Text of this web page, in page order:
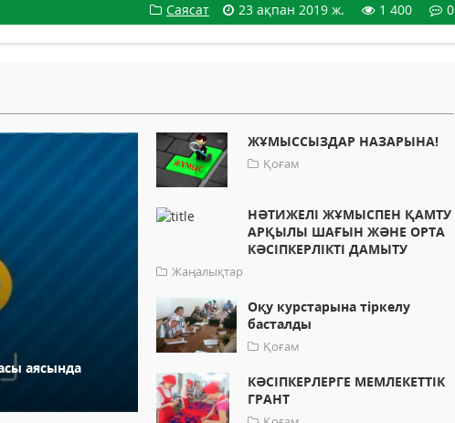
Саясат
23 ақпан 2019 ж. 1 400 0
аясында
ЖҰМЫССЫЗДАР НАЗАРЫНА!
Қоғам
НӘТИЖЕЛІ ЖҰМЫСПЕН ҚАМТУ
АРҚЫЛЫ ШАҒЫН ЖӘНЕ ОРТА
КӘСІПКЕРЛІКТІ ДАМЫТУ
Жаңалықтар
Оқу курстарына тіркелу
басталды
Қоғам
КӘСІПКЕРЛЕРГЕ МЕМЛЕКЕТТІК
ГРАНТ